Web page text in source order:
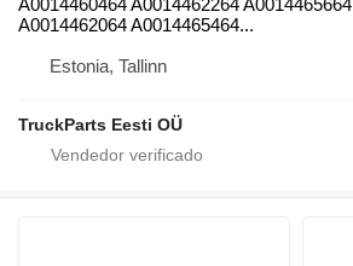
A0014462064 A0014465464...
Estonia, Tallinn
TruckParts Eesti OÜ